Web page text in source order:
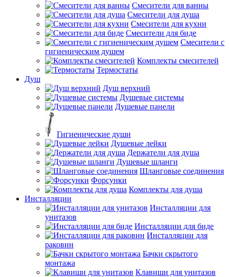
Смесители для ванны
Смесители для душа
Смесители для кухни
Смесители для биде
Смесители с
гигиеническим душем
Комплекты смесителей
Термостаты
Душ
Душ верхний
Душевые системы
Душевые панели
Гигиенические души
Душевые лейки
Держатели для душа
Душевые шланги
Шланговые соединения
Форсунки
Комплекты для душа
Инсталляции
Инсталляции для
унитазов
Инсталляции для биде
Инсталляции для
раковин
Бачки скрытого
монтажа
Клавиши для унитазов